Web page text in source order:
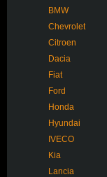
BMW
Chevrolet
Citroen
Dacia
Fiat
Ford
Honda
Hyundai
IVECO
Kia
Lancia